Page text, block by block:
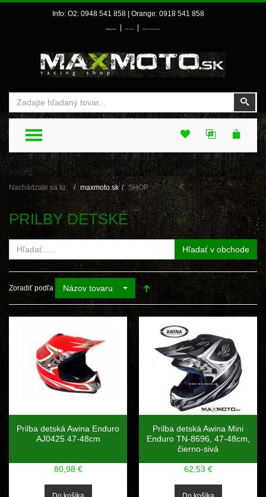
Info: O2: 0948 541 858 | Orange: 0918 541 858
Prihlásenie Môj účet Môj zoznam prianí
TOGGLE MENU
Nachádzate sa tu: maxmoto.sk SHOP
PRILBY DETSKÉ
Hľadať v obchode
Zoradiť podľa Názov tovaru
Prilba detská Awina Enduro
AJ0425 47-48cm
80,98 €
Prilba detská Awina Mini
Enduro TN-8696, 47-48cm,
čierno-sivá
62,53 €